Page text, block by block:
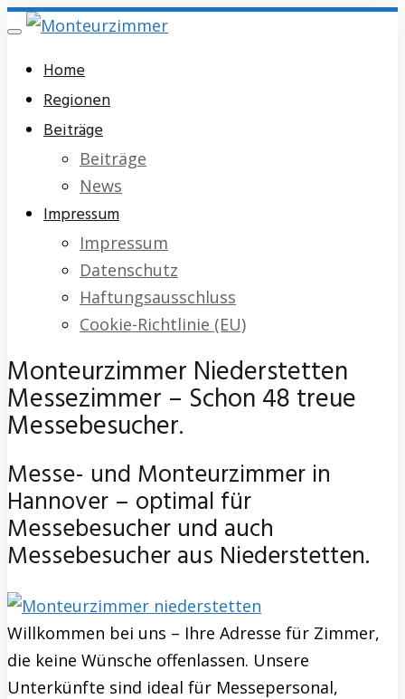
Skip
main
content
Toggle
Home
Regionen
Beiträge
Beiträge
News
Impressum
Impressum
Datenschutz
Haftungsausschluss
Cookie-Richtlinie (EU)
Monteurzimmer Niederstetten
Messezimmer – Schon 48 treue
Messebesucher.
Messe- und Monteurzimmer in
Hannover – optimal für
Messebesucher und auch
Messebesucher aus Niederstetten.
Willkommen bei uns – Ihre Adresse für Zimmer,
die keine Wünsche offenlassen. Unsere
Unterkünfte sind ideal für Messepersonal,